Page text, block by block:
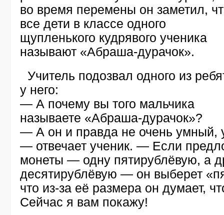
во время перемены он заметил,
все дети в классе одного
щупленького кудрявого ученика
называют «Абраша-дурачок».
Учитель подозвал одного из
у него:
— А почему вы того мальчика
называете «Абраша-дурачок»?
— А он и правда не очень умный,
— отвечает ученик. — Если
монеты — одну пятирублёвую, а
десятирублёвую — он выберет
что из-за её размера он думает,
Сейчас я вам покажу!